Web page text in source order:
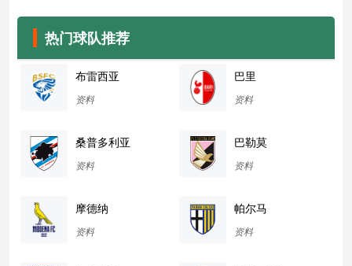
热门球队推荐
布雷西亚
资料
巴里
资料
桑普多利亚
资料
巴勒莫
资料
摩德纳
资料
帕尔马
资料